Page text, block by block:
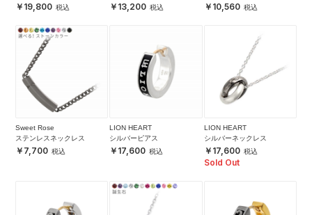
19,800 13,200 10,560
Sweet Rose
ステンレスネックレス
7,700
LION HEART
シルバーピアス
17,600
LION HEART
シルバーネックレス
17,600
Sold Out